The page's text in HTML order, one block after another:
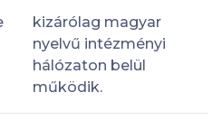
kizárólag magyar
nyelvű intézményi
hálózaton belül
működik.